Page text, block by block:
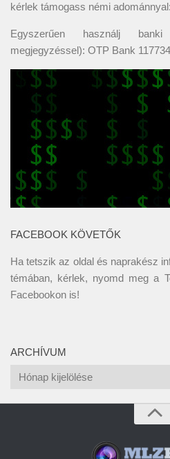
kérlek támogass némi adománnyal:
Egyszerűen használj banki
megjegyzéssel): OTP Bank
FACEBOOK KÖVETŐK
Ha tetszik az oldal és naprakész
témában, kérlek, nyomd meg a
Facebookon is!
ARCHÍVUM
Archívum